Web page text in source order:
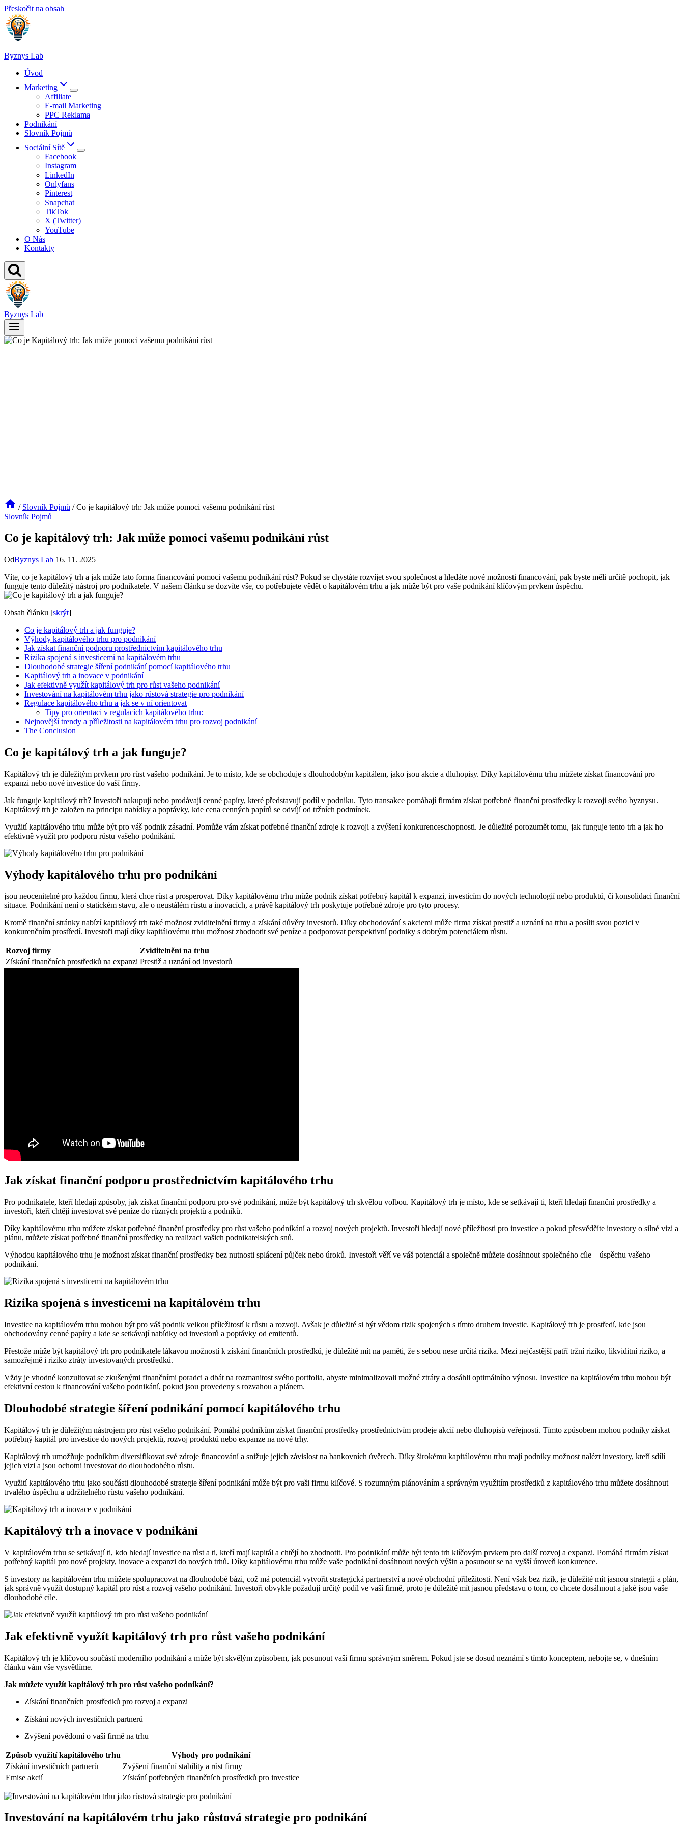
Přeskočit na obsah
Byznys Lab
Úvod
Marketing
Affiliate
E-mail Marketing
PPC Reklama
Podnikání
Slovník Pojmů
Sociální Sítě
Facebook
Instagram
LinkedIn
Onlyfans
Pinterest
Snapchat
TikTok
X (Twitter)
YouTube
O Nás
Kontakty
Byznys Lab
/ Slovník Pojmů / Co je kapitálový trh: Jak může pomoci vašemu podnikání růst
Slovník Pojmů
Co je kapitálový trh: Jak může pomoci vašemu podnikání růst
OdByznys Lab 16. 11. 2025
Víte, co je kapitálový trh a jak může tato forma financování pomoci vašemu podnikání růst? Pokud se chystáte rozvíjet svou společnost a hledáte nové možnosti financování, pak byste měli určitě pochopit, jak
funguje tento důležitý nástroj pro podnikatele. V našem článku se dozvíte vše, co potřebujete vědět o kapitálovém trhu a jak může být pro vaše podnikání klíčovým prvkem úspěchu.
Obsah článku [skrýt]
Co je kapitálový trh a jak funguje?
Výhody kapitálového trhu pro podnikání
Jak získat finanční podporu prostřednictvím kapitálového trhu
Rizika spojená s investicemi na kapitálovém trhu
Dlouhodobé strategie šíření podnikání pomocí kapitálového trhu
Kapitálový trh a inovace v podnikání
Jak efektivně využít kapitálový trh pro růst vašeho podnikání
Investování na kapitálovém trhu jako růstová strategie pro podnikání
Regulace kapitálového trhu a jak se v ní orientovat
Tipy pro orientaci v regulacích kapitálového trhu:
Nejnovější trendy a příležitosti na kapitálovém trhu pro rozvoj podnikání
The Conclusion
Co je kapitálový trh a jak funguje?
Kapitálový trh je důležitým prvkem pro růst vašeho podnikání. Je to místo, kde se obchoduje s dlouhodobým kapitálem, jako jsou akcie a dluhopisy. Díky kapitálovému trhu můžete získat financování pro
expanzi nebo nové investice do vaší firmy.
Jak funguje kapitálový trh? Investoři nakupují nebo prodávají cenné papíry, které představují podíl v podniku. Tyto transakce pomáhají firmám získat potřebné finanční prostředky k rozvoji svého byznysu.
Kapitálový trh je založen na principu nabídky a poptávky, kde cena cenných papírů se odvíjí od tržních podmínek.
Využití kapitálového trhu může být pro váš podnik zásadní. Pomůže vám získat potřebné finanční zdroje k rozvoji a zvýšení konkurenceschopnosti. Je důležité porozumět tomu, jak funguje tento trh a jak ho
efektivně využít pro podporu růstu vašeho podnikání.
Výhody kapitálového trhu pro podnikání
jsou neocenitelné pro každou firmu, která chce růst a prosperovat. Díky kapitálovému trhu může podnik získat potřebný kapitál k expanzi, investicím do nových technologií nebo produktů, či konsolidaci finanční
situace. Podnikání není o statickém stavu, ale o neustálém růstu a inovacích, a právě kapitálový trh poskytuje potřebné zdroje pro tyto procesy.
Kromě finanční stránky nabízí kapitálový trh také možnost zviditelnění firmy a získání důvěry investorů. Díky obchodování s akciemi může firma získat prestiž a uznání na trhu a posílit svou pozici v
konkurenčním prostředí. Investoři mají díky kapitálovému trhu možnost zhodnotit své peníze a podporovat perspektivní podniky s dobrým potenciálem růstu.
Rozvoj firmy
Zviditelnění na trhu
Získání finančních prostředků na expanzi Prestiž a uznání od investorů
Jak získat finanční podporu prostřednictvím kapitálového trhu
Pro podnikatele, kteří hledají způsoby, jak získat finanční podporu pro své podnikání, může být kapitálový trh skvělou volbou. Kapitálový trh je místo, kde se setkávají ti, kteří hledají finanční prostředky a
investoři, kteří chtějí investovat své peníze do různých projektů a podniků.
Díky kapitálovému trhu můžete získat potřebné finanční prostředky pro růst vašeho podnikání a rozvoj nových projektů. Investoři hledají nové příležitosti pro investice a pokud přesvědčíte investory o silné vizi a
plánu, můžete získat potřebné finanční prostředky na realizaci vašich podnikatelských snů.
Výhodou kapitálového trhu je možnost získat finanční prostředky bez nutnosti splácení půjček nebo úroků. Investoři věří ve váš potenciál a společně můžete dosáhnout společného cíle – úspěchu vašeho
podnikání.
Rizika spojená s investicemi na kapitálovém trhu
Investice na kapitálovém trhu mohou být pro váš podnik velkou příležitostí k růstu a rozvoji. Avšak je důležité si být vědom rizik spojených s tímto druhem investic. Kapitálový trh je prostředí, kde jsou
obchodovány cenné papíry a kde se setkávají nabídky od investorů a poptávky od emitentů.
Přestože může být kapitálový trh pro podnikatele lákavou možností k získání finančních prostředků, je důležité mít na paměti, že s sebou nese určitá rizika. Mezi nejčastější patří tržní riziko, likviditní riziko, a
samozřejmě i riziko ztráty investovaných prostředků.
Vždy je vhodné konzultovat se zkušenými finančními poradci a dbát na rozmanitost svého portfolia, abyste minimalizovali možné ztráty a dosáhli optimálního výnosu. Investice na kapitálovém trhu mohou být
efektivní cestou k financování vašeho podnikání, pokud jsou provedeny s rozvahou a plánem.
Dlouhodobé strategie šíření podnikání pomocí kapitálového trhu
Kapitálový trh je důležitým nástrojem pro růst vašeho podnikání. Pomáhá podnikům získat finanční prostředky prostřednictvím prodeje akcií nebo dluhopisů veřejnosti. Tímto způsobem mohou podniky získat
potřebný kapitál pro investice do nových projektů, rozvoj produktů nebo expanze na nové trhy.
Kapitálový trh umožňuje podnikům diversifikovat své zdroje financování a snižuje jejich závislost na bankovních úvěrech. Díky širokému kapitálovému trhu mají podniky možnost nalézt investory, kteří sdílí
jejich vizi a jsou ochotni investovat do dlouhodobého růstu.
Využití kapitálového trhu jako součásti dlouhodobé strategie šíření podnikání může být pro vaši firmu klíčové. S rozumným plánováním a správným využitím prostředků z kapitálového trhu můžete dosáhnout
trvalého úspěchu a udržitelného růstu vašeho podnikání.
Kapitálový trh a inovace v podnikání
V kapitálovém trhu se setkávají ti, kdo hledají investice na růst a ti, kteří mají kapitál a chtějí ho zhodnotit. Pro podnikání může být tento trh klíčovým prvkem pro další rozvoj a expanzi. Pomáhá firmám získat
potřebný kapitál pro nové projekty, inovace a expanzi do nových trhů. Díky kapitálovému trhu může vaše podnikání dosáhnout nových výšin a posunout se na vyšší úroveň konkurence.
S investory na kapitálovém trhu můžete spolupracovat na dlouhodobé bázi, což má potenciál vytvořit strategická partnerství a nové obchodní příležitosti. Není však bez rizik, je důležité mít jasnou strategii a plán,
jak správně využít dostupný kapitál pro růst a rozvoj vašeho podnikání. Investoři obvykle požadují určitý podíl ve vaší firmě, proto je důležité mít jasnou představu o tom, co chcete dosáhnout a jaké jsou vaše
dlouhodobé cíle.
Jak efektivně využít kapitálový trh pro růst vašeho podnikání
Kapitálový trh je klíčovou součástí moderního podnikání a může být skvělým způsobem, jak posunout vaši firmu správným směrem. Pokud jste se dosud neznámí s tímto konceptem, nebojte se, v dnešním
článku vám vše vysvětlíme.
Jak můžete využít kapitálový trh pro růst vašeho podnikání?
Získání finančních prostředků pro rozvoj a expanzi
Získání nových investičních partnerů
Zvýšení povědomí o vaší firmě na trhu
Způsob využití kapitálového trhu
Výhody pro podnikání
Získání investičních partnerů
Zvýšení finanční stability a růst firmy
Emise akcií
Získání potřebných finančních prostředků pro investice
Investování na kapitálovém trhu jako růstová strategie pro podnikání